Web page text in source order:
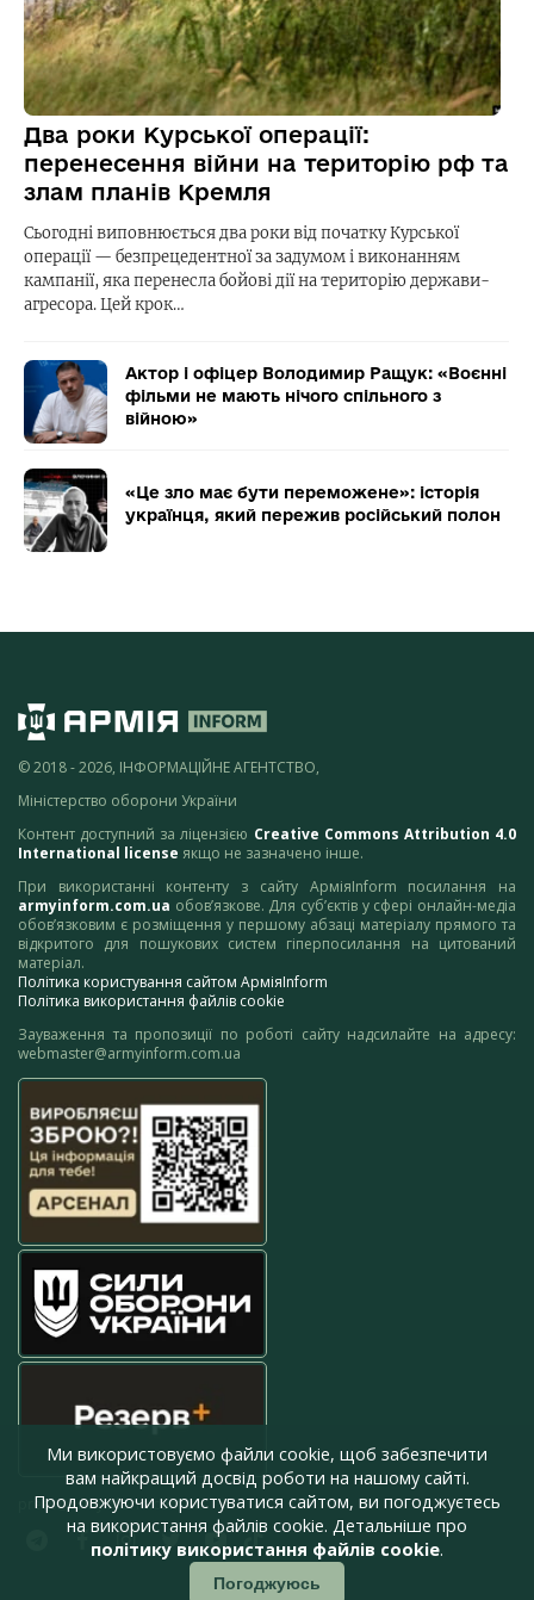
Два роки Курської операції:
перенесення війни на територію рф та
злам планів Кремля
Сьогодні виповнюється два роки від початку Курської
операції — безпрецедентної за задумом і виконанням
кампанії, яка перенесла бойові дії на територію держави-
агресора. Цей крок…
Актор і офіцер Володимир Ращук: «Воєнні
фільми не мають нічого спільного з
війною»
«Це зло має бути переможене»: історія
українця, який пережив російський полон
© 2018 - 2026, ІНФОРМАЦІЙНЕ АГЕНТСТВО,
Міністерство оборони України
Контент доступний за ліцензією Creative Commons Attribution 4.0
International license якщо не зазначено інше.
При використанні контенту з сайту АрміяInform посилання на
armyinform.com.ua обов’язкове. Для суб’єктів у сфері онлайн-медіа
обов’язковим є розміщення у першому абзаці матеріалу прямого та
відкритого для пошукових систем гіперпосилання на цитований
матеріал.
Політика користування сайтом АрміяInform
Політика використання файлів cookie
Зауваження та пропозиції по роботі сайту надсилайте на адресу:
webmaster@armyinform.com.ua
press@armyinform.com.ua
Ми використовуємо файли cookie, щоб забезпечити
вам найкращий досвід роботи на нашому сайті.
Продовжуючи користуватися сайтом, ви погоджуєтесь
на використання файлів cookie. Детальніше про
політику використання файлів cookie.
Погоджуюсь